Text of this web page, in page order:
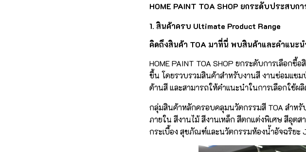
HOME PAINT TOA SHOP ยกระดับประสบก
1. สินค้าครบ Ultimate Product Range
คิดถึงสินค้า TOA มาที่นี่ พบสินค้าและคำแนะ
HOME PAINT TOA SHOP ยกระดับการเลือก
ขึ้น โดยรวบรวมสินค้าสำหรับงานสี งานซ่อมแซม
ด้านสี และสามารถให้คำแนะนำในการเลือกใช้
กลุ่มสินค้าหลักครอบคลุมนวัตกรรมสี TOA สำหรั
ภายใน สีงานไม้ สีงานเหล็ก สีตกแต่งพิเศษ สีอุต
กระเบื้อง สุขภัณฑ์และนวัตกรรมห้องน้ำอัจฉริยะ